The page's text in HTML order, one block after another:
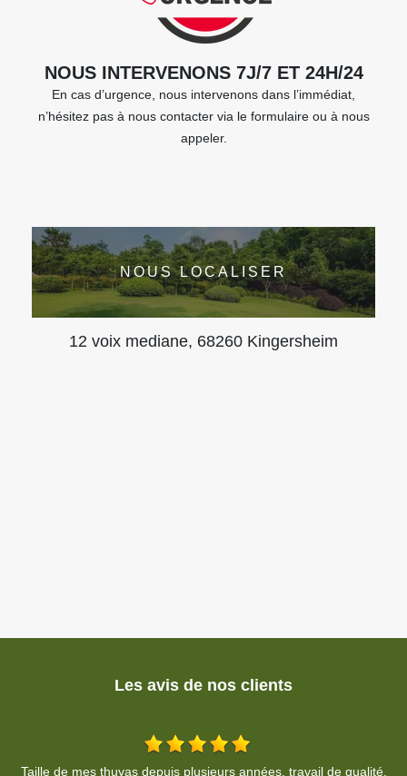
NOUS INTERVENONS 7J/7 ET 24H/24
En cas d’urgence, nous intervenons dans l’immédiat,
n’hésitez pas à nous contacter via le formulaire ou à nous
appeler.
NOUS LOCALISER
12 voix mediane, 68260 Kingersheim
Les avis de nos clients
Très bon travail. Professionnel, respect du devis et des délais. Je